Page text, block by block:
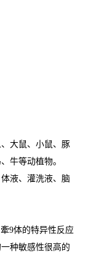
大鼠、小鼠、豚
牛等动植物。
液、灌洗液、脑
9体的特异性反应
种敏感性很高的